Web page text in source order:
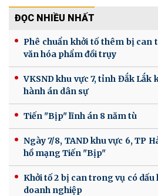
ĐỌC NHIỀU NHẤT
Phê chuẩn khởi tố thêm bị can
văn hóa phẩm đồi trụy
VKSND khu vực 7, tỉnh Đắk Lắk
hành án dân sự
Tiến "Bịp" lĩnh án 8 năm tù
Ngày 7/8, TAND khu vực 6, TP
hồ mạng Tiến "Bịp"
Khởi tố 2 bị can trong vụ có
doanh nghiệp